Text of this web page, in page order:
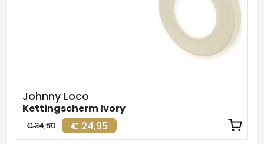
Johnny Loco
Kettingscherm Ivory
€ 24,95
€ 34,50